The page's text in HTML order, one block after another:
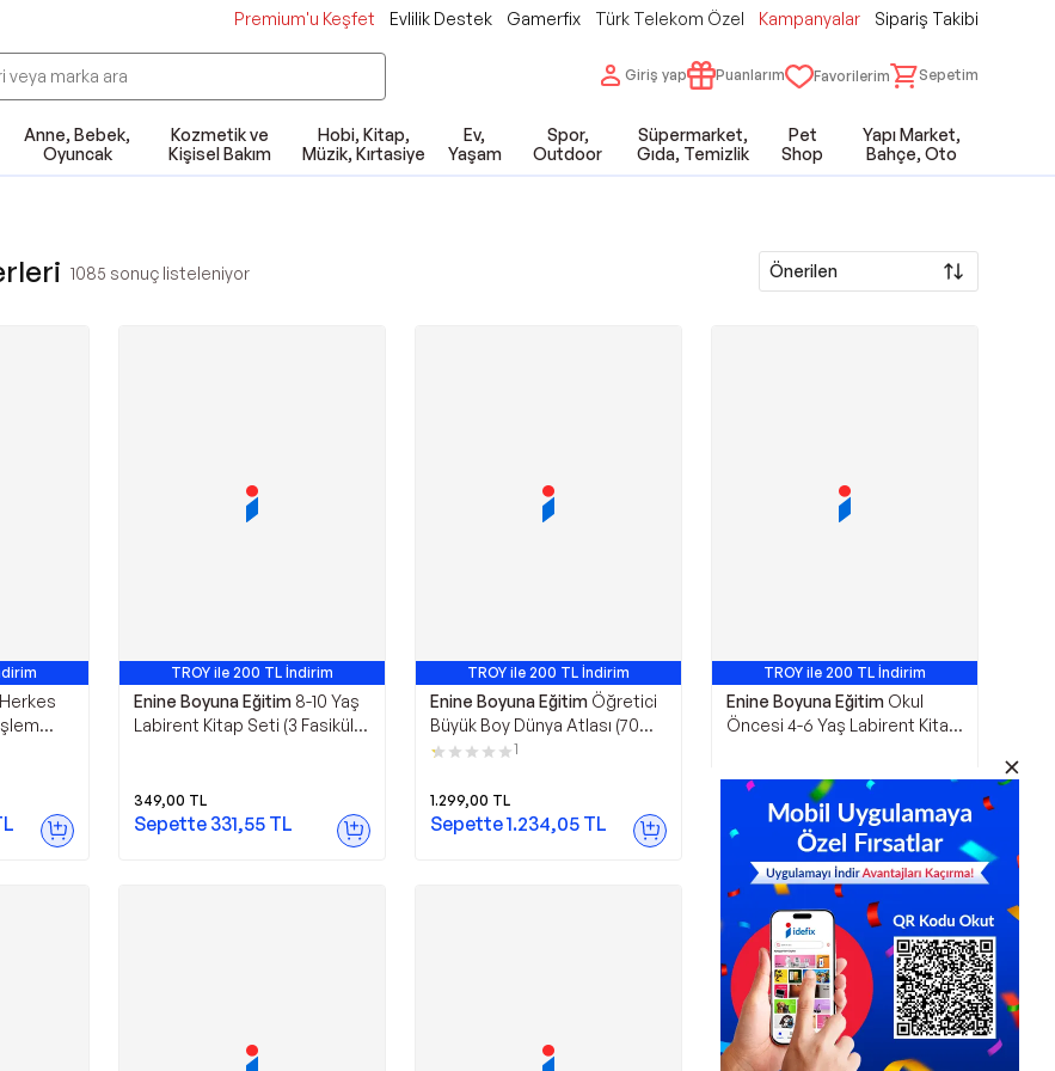
Premium'u Keşfet Evlilik Destek Gamerfix Türk Telekom Özel Kampanyalar Sipariş Takibi
Giriş yap Puanlarım Favorilerim Sepetim
Anne, Bebek,
Oyuncak
Kozmetik ve
Kişisel Bakım
Hobi, Kitap,
Müzik, Kırtasiye
Ev,
Yaşam
Spor,
Outdoor
Süpermarket,
Gıda, Temizlik
Pet
Shop
Yapı Market,
Bahçe, Oto
1085 sonuç listeleniyor Önerilen
Herkes
-
TROY ile 200 TL İndirim
Enine Boyuna Eğitim 8-10 Yaş
Labirent Kitap Seti (3 Fasikül
349,00 TL
Sepette 331,55 TL
TROY ile 200 TL İndirim
Enine Boyuna Eğitim Öğretici
Büyük Boy Dünya Atlası (70
Seçilmiş Harita) - Enine
Eğitim
1
1.299,00 TL
Sepette1.234,05 TL
TROY ile 200 TL İndirim
Çok Satan
Enine Boyuna Eğitim Okul
Öncesi 4-6 Yaş Labirent Kitabı
Eğitim
249,00 TL
Sepette236,55TL